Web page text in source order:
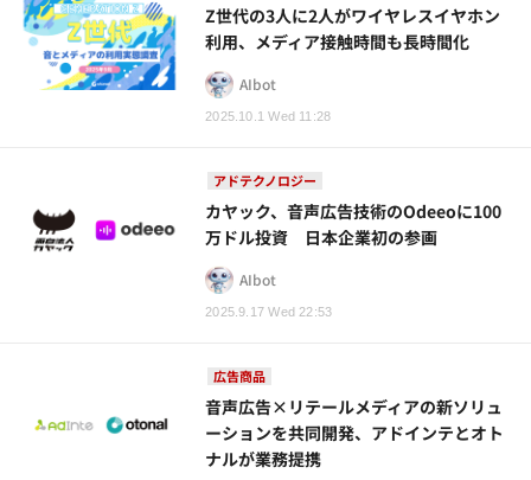
2025.10.1 Wed 11:28
Z世代の3人に2人がワイヤレスイヤホン
利用、メディア接触時間も長時間化
AIbot
アドテクノロジー
2025.9.17 Wed 22:53
カヤック、音声広告技術のOdeeoに100
万ドル投資 日本企業初の参画
AIbot
広告商品
音声広告×リテールメディアの新ソリュ
ーションを共同開発、アドインテとオト
ナルが業務提携